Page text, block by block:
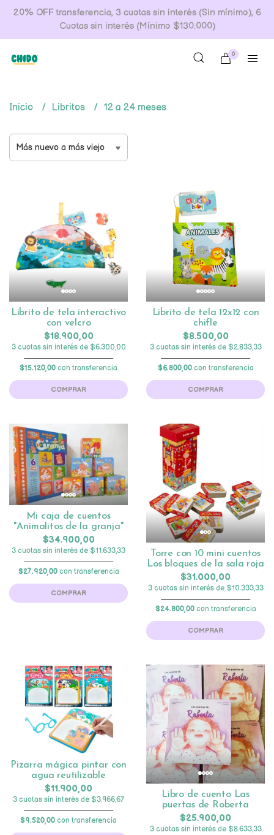
20% OFF transferencia, 3 cuotas sin interés (Sin mínimo), 6
Cuotas sin interés (Mínimo $130.000)
0
Inicio Libritos 12 a 24 meses
Librito de tela interactivo
con velcro
$18.900,00
3 cuotas sin interés de $6.300,00
$15.120,00 con transferencia
COMPRAR
Librito de tela 12x12 con
chifle
$8.500,00
3 cuotas sin interés de $2.833,33
$6.800,00con transferencia
COMPRAR
Mi caja de cuentos
"Animalitos de la granja"
$34.900,00
3 cuotas sin interés de $11.633,33
$27.920,00con transferencia
COMPRAR
Torre con 10 mini cuentos
Los bloques de la sala roja
$31.000,00
3 cuotas sin interés de $10.333,33
$24.800,00con transferencia
COMPRAR
Pizarra mágica pintar con
agua reutilizable
$11.900,00
3 cuotas sin interés de $3.966,67
$9.520,00 con transferencia
Libro de cuento Las
puertas de Roberta
$25.900,00
3 cuotas sin interés de $8.633,33